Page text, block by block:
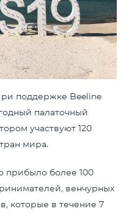
поддержке Beeline
палаточный
участвуют 120
мира.
прибыло более 100
венчурных
которые в течение 7